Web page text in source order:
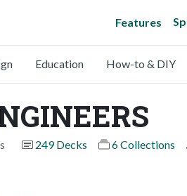
Features
Education How-to & DIY
249 Decks 6 Collections